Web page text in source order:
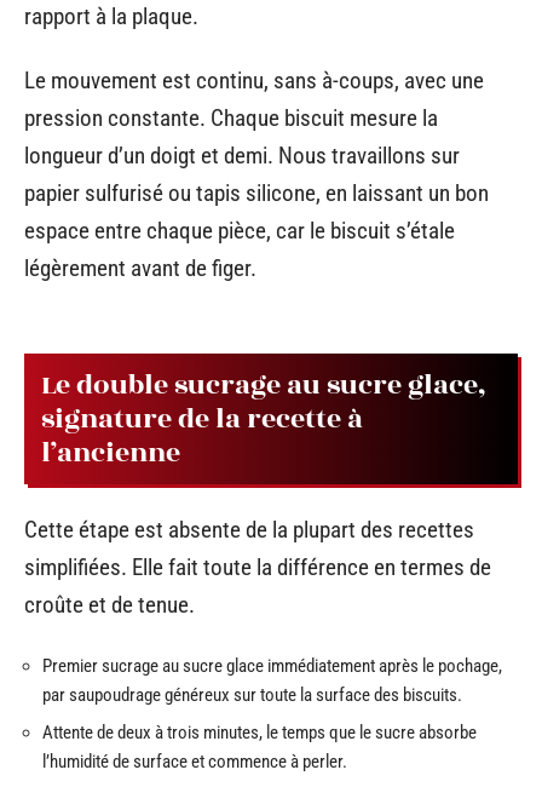
rapport à la plaque.
Le mouvement est continu, sans à-coups, avec une
pression constante. Chaque biscuit mesure la
longueur d’un doigt et demi. Nous travaillons sur
papier sulfurisé ou tapis silicone, en laissant un bon
espace entre chaque pièce, car le biscuit s’étale
légèrement avant de figer.
Le double sucrage au sucre glace,
signature de la recette à
l’ancienne
Cette étape est absente de la plupart des recettes
simplifiées. Elle fait toute la différence en termes de
croûte et de tenue.
Premier sucrage au sucre glace immédiatement après le pochage,
par saupoudrage généreux sur toute la surface des biscuits.
Attente de deux à trois minutes, le temps que le sucre absorbe
l’humidité de surface et commence à perler.